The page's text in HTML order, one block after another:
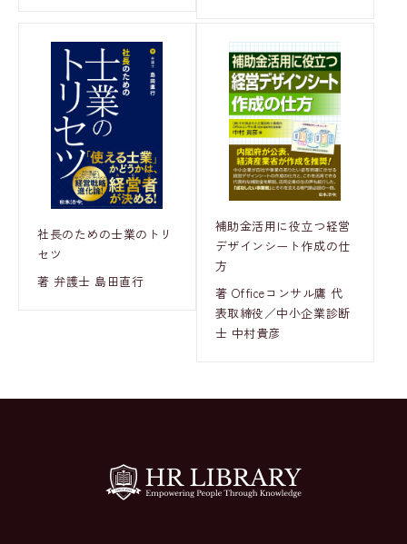
社長のための士業のトリ
セツ
著 弁護士 島田直行
補助金活用に役立つ経営
デザインシート作成の仕
方
著 Officeコンサル鷹 代
表取締役／中小企業診断
士 中村貴彦